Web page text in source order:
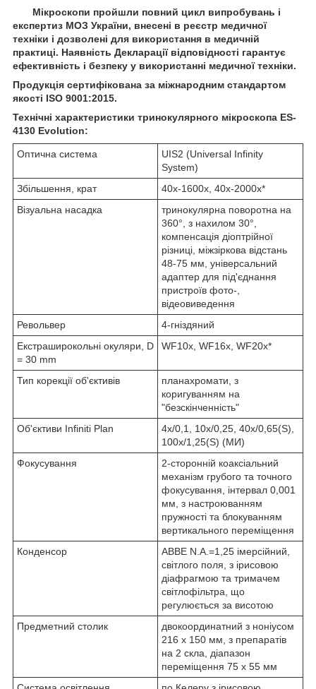
Мікроскопи пройшли повний цикл випробувань і
експертиз МОЗ України, внесені в реєстр медичної
техніки і дозволені для використання в медичній
практиці. Наявність Декларації відповідності гарантує
ефективність і безпеку у використанні медичної техніки.
Продукція сертифікована за міжнародним стандартом
якості ISO 9001:2015.
Технічні характеристики тринокулярного мікроскопа ES-
4130 Evolution:
Оптична система
UIS2 (Universal Infinity
System)
Збільшення, крат
40х-1600х, 40х-2000х*
Візуальна насадка
тринокулярна поворотна на
360°, з нахилом 30°,
компенсація діоптрійної
різниці, міжзіркова відстань
48-75 мм, універсальний
адаптер для під'єднання
пристроїв фото-,
відеовиведення
Револьвер
4-гніздяний
Екстраширокольні окуляри, D
= 30 mm
WF10х, WF16х, WF20x*
Тип корекції об'єктивів
планахромати, з
коригуванням на
"безскінченність"
Об'єктиви Infiniti Plan
4х/0,1, 10х/0,25, 40х/0,65(S),
100х/1,25(S) (MИ)
Фокусування
2-сторонній коаксіальний
механізм грубого та точного
фокусування, інтервал 0,001
мм, з настроюванням
пружності та блокуванням
вертикального переміщення
Конденсор
ABBE N.A.=1,25 імерсійний,
світлого поля, з ірисовою
діафрагмою та тримачем
світлофільтра, що
регулюється за висотою
Предметний столик
двокоординатний з ноніусом
216 x 150 мм, з препаратів
на 2 скла, діапазон
переміщення 75 х 55 мм